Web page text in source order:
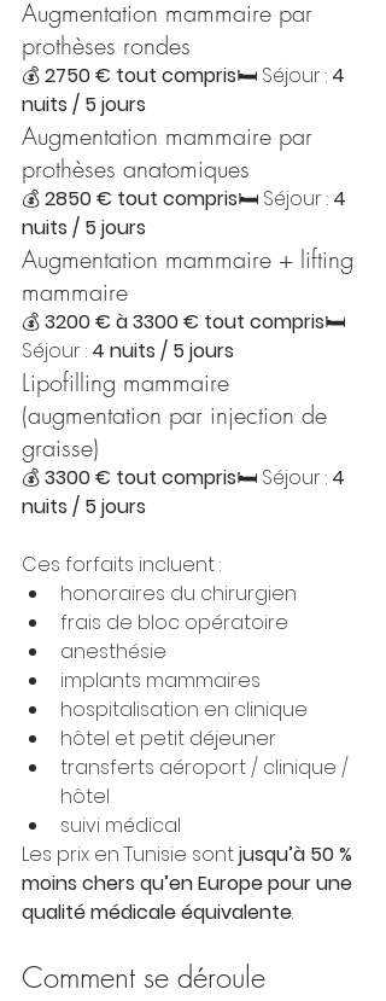
Augmentation mammaire par
prothèses rondes
💰 2750 € tout compris🛏 Séjour : 4
nuits / 5 jours
Augmentation mammaire par
prothèses anatomiques
💰 2850 € tout compris🛏 Séjour : 4
nuits / 5 jours
Augmentation mammaire + lifting
mammaire
💰 3200 € à 3300 € tout compris🛏
Séjour : 4 nuits / 5 jours
Lipofilling mammaire
(augmentation par injection de
graisse)
💰 3300 € tout compris🛏 Séjour : 4
nuits / 5 jours
Ces forfaits incluent :
honoraires du chirurgien
frais de bloc opératoire
anesthésie
implants mammaires
hospitalisation en clinique
hôtel et petit déjeuner
transferts aéroport / clinique /
hôtel
suivi médical
Les prix en Tunisie sont jusqu’à 50 %
moins chers qu’en Europe pour une
qualité médicale équivalente.
Comment se déroule